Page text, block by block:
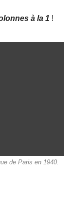
à la 1 !
de Paris en 1940.